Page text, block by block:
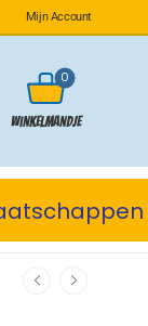
Mijn Account
Winkelmandje
0